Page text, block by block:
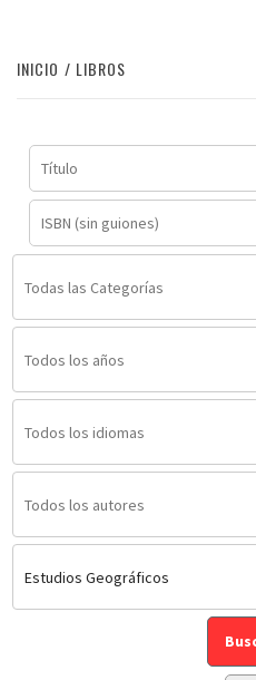
INICIO LIBROS
Estudios Geográficos